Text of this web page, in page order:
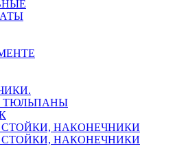
ТЮЛЬПАНЫ
СТОЙКИ, НАКОНЕЧНИКИ
СТОЙКИ, НАКОНЕЧНИКИ